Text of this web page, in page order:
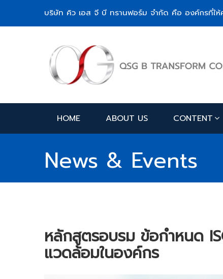
บริษัท คิว เอส จี บี ทรานฟอร์ม จำกัด คือ องค์กรที่ใ
HOME ABOUT US CONTENT
News & Events
หลักสูตรอบรม ข้อกําหนด
แวดล้อมในองค์กร